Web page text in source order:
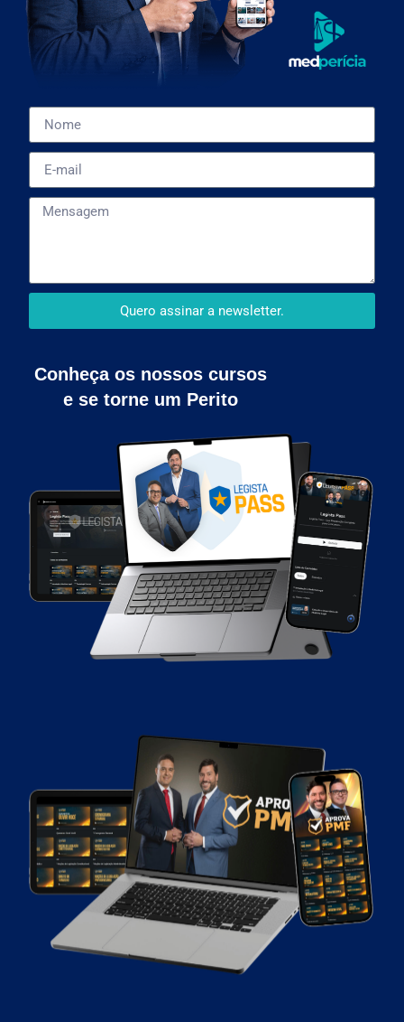
Quero assinar a newsletter.
Conheça os nossos cursos
e se torne um Perito